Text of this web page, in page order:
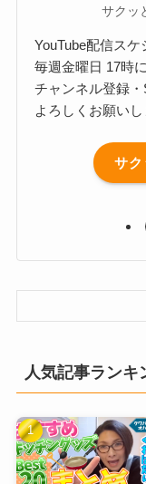
サクッ
YouTube配信スケ
毎週金曜日 17時
チャンネル登録
よろしくお願いし
サ
人気記事ランキ